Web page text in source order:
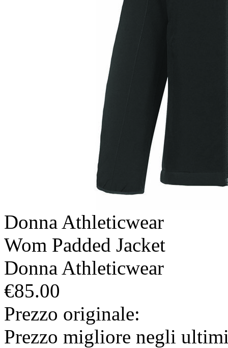
Donna Athleticwear
Wom Padded Jacket
Donna Athleticwear
€85.00
Prezzo originale:
Prezzo migliore negli